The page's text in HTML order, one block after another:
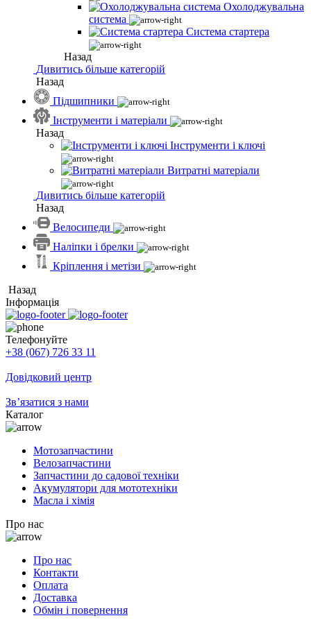
Охолоджувальна
система
Система стартера
Назад
Дивитись більше категорій
Назад
Підшипники
Інструменти і матеріали
Назад
Інструменти і ключі
Витратні матеріали
Дивитись більше категорій
Назад
Велосипеди
Наліпки і брелки
Кріплення і метізи
Назад
Інформація
Телефонуйте
+38 (067) 726 33 11
Довідковий центр
Зв’язатися з нами
Каталог
Мотозапчастини
Велозапчастини
Запчастини до садової техніки
Акумулятори для мототехніки
Масла і хімія
Про нас
Про нас
Контакти
Оплата
Доставка
Обмін і повернення